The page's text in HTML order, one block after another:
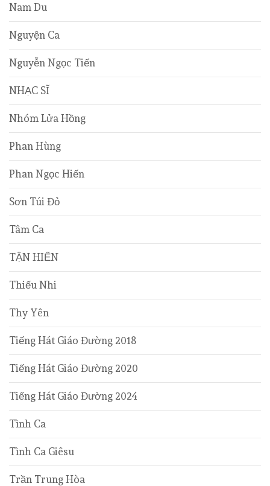
Nam Du
Nguyện Ca
Nguyễn Ngọc Tiến
NHẠC SĨ
Nhóm Lửa Hồng
Phan Hùng
Phan Ngọc Hiến
Sơn Túi Đỏ
Tâm Ca
TẬN HIẾN
Thiếu Nhi
Thy Yên
Tiếng Hát Giáo Đường 2018
Tiếng Hát Giáo Đường 2020
Tiếng Hát Giáo Đường 2024
Tình Ca
Tình Ca Giêsu
Trần Trung Hòa